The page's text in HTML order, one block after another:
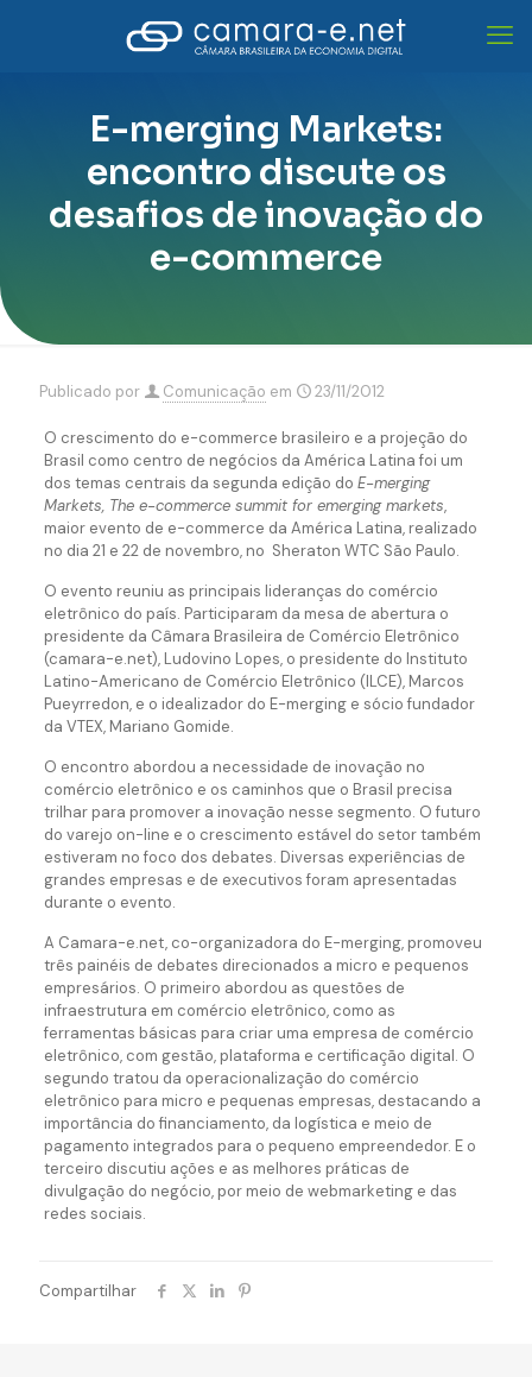
E-merging Markets:
encontro discute os
desafios de inovação do
e-commerce
Publicado por Comunicação em 23/11/2012
O crescimento do e-commerce brasileiro e a projeção do
Brasil como centro de negócios da América Latina foi um
dos temas centrais da segunda edição do E-merging
Markets, The e-commerce summit for emerging markets,
maior evento de e-commerce da América Latina, realizado
no dia 21 e 22 de novembro, no Sheraton WTC São Paulo.
O evento reuniu as principais lideranças do comércio
eletrônico do país. Participaram da mesa de abertura o
presidente da Câmara Brasileira de Comércio Eletrônico
(camara-e.net), Ludovino Lopes, o presidente do Instituto
Latino-Americano de Comércio Eletrônico (ILCE), Marcos
Pueyrredon, e o idealizador do E-merging e sócio fundador
da VTEX, Mariano Gomide.
O encontro abordou a necessidade de inovação no
comércio eletrônico e os caminhos que o Brasil precisa
trilhar para promover a inovação nesse segmento. O futuro
do varejo on-line e o crescimento estável do setor também
estiveram no foco dos debates. Diversas experiências de
grandes empresas e de executivos foram apresentadas
durante o evento.
A Camara-e.net, co-organizadora do E-merging, promoveu
três painéis de debates direcionados a micro e pequenos
empresários. O primeiro abordou as questões de
infraestrutura em comércio eletrônico, como as
ferramentas básicas para criar uma empresa de comércio
eletrônico, com gestão, plataforma e certificação digital. O
segundo tratou da operacionalização do comércio
eletrônico para micro e pequenas empresas, destacando a
importância do financiamento, da logística e meio de
pagamento integrados para o pequeno empreendedor. E o
terceiro discutiu ações e as melhores práticas de
divulgação do negócio, por meio de webmarketing e das
redes sociais.
Compartilhar